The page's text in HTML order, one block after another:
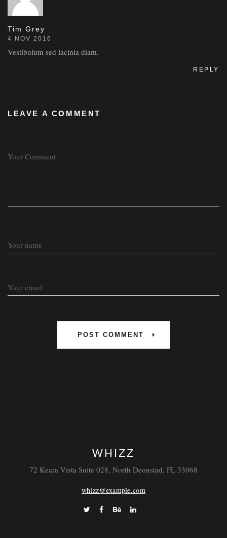
Tim Grey
4 NOV 2016
REPLY
Vestibulum sed lacinia diam.
LEAVE A COMMENT
WHIZZ
72 Keara Vista Suite 028, North Deonstad, FL 33068
whizz@example.com